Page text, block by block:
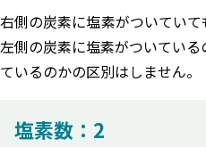
右側の炭素に塩素がついていて
左側の炭素に塩素がついてい
ているのかの区別はしません。
塩素数：2